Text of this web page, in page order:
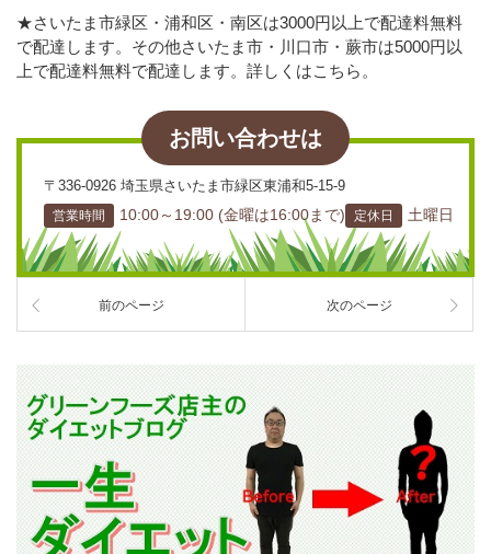
★さいたま市緑区・浦和区・南区は3000円以上で配達料無料
で配達します。その他さいたま市・川口市・蕨市は5000円以
上で配達料無料で配達します。詳しくはこちら。
お問い合わせは
〒336-0926 埼玉県さいたま市緑区東浦和5-15-9
営業時間
10:00～19:00 (金曜は16:00まで) 定休日 土曜日
前のページ 次のページ